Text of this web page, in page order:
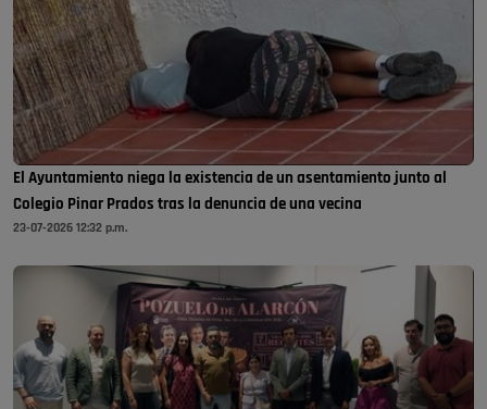
El Ayuntamiento niega la existencia de un asentamiento junto al
Colegio Pinar Prados tras la denuncia de una vecina
23-07-2026 12:32 p.m.